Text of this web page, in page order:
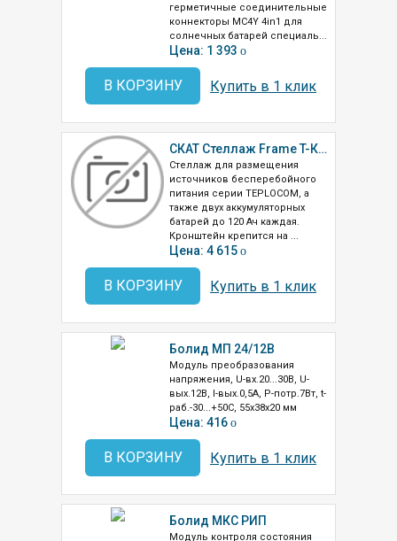
герметичные соединительные
коннекторы MC4Y 4in1 для
солнечных батарей специаль...
Цена: 1 393 o
В КОРЗИНУ Купить в 1 клик
СКАТ Стеллаж Frame T-К-2х120-Ч
Стеллаж для размещения
источников бесперебойного
питания серии TEPLOCOM, а
также двух аккумуляторных
батарей до 120 Ач каждая.
Кронштейн крепится на ...
Цена: 4 615 o
В КОРЗИНУ Купить в 1 клик
Болид МП 24/12В
Модуль преобразования
напряжения, U-вх.20...30В, U-
вых.12В, I-вых.0,5А, P-потр.7Вт, t-
раб.-30...+50C, 55х38х20 мм
Цена: 416 o
В КОРЗИНУ Купить в 1 клик
Болид МКС РИП
Модуль контроля состояния